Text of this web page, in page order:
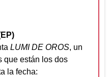
LUMI DE OROS, un
que están los dos
la fecha: